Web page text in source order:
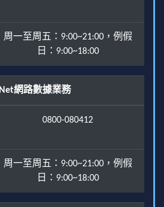
周一至周五：9:00~21:00，例假
日：9:00~18:00
網路數據業務
0800-080412
周一至周五：9:00~21:00，例假
日：9:00~18:00